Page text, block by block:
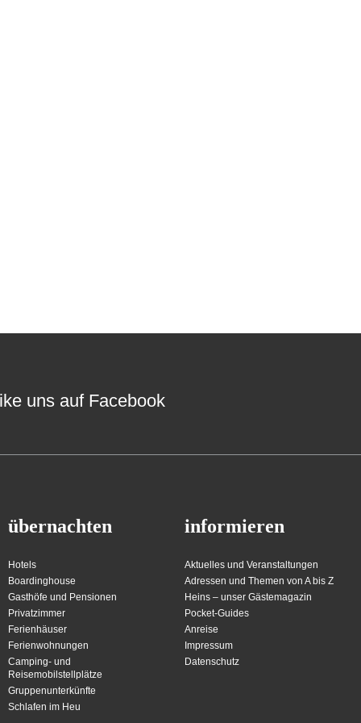
uns auf Facebook
übernachten
Hotels
Boardinghouse
Gasthöfe und Pensionen
Privatzimmer
Ferienhäuser
Ferienwohnungen
Camping- und
Reisemobilstellplätze
Gruppenunterkünfte
Schlafen im Heu
informieren
Aktuelles und Veranstaltungen
Adressen und Themen von A bis Z
Heins – unser Gästemagazin
Pocket-Guides
Anreise
Impressum
Datenschutz